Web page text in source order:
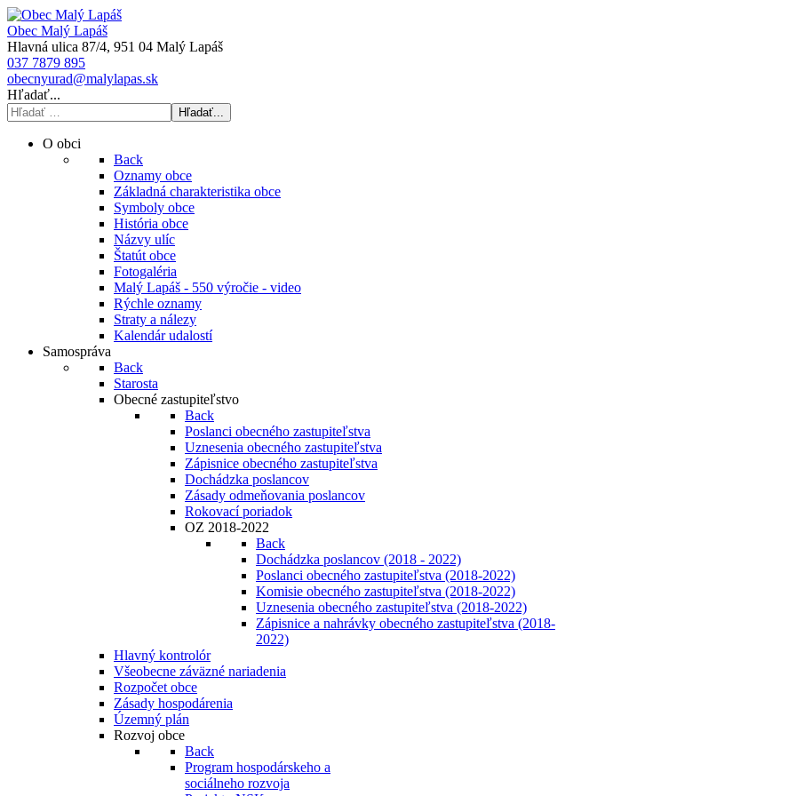
Obec Malý Lapáš
Hlavná ulica 87/4, 951 04 Malý Lapáš
037 7879 895
obecnyurad@malylapas.sk
Hľadať...
Hľadať...
O obci
Back
Oznamy obce
Základná charakteristika obce
Symboly obce
História obce
Názvy ulíc
Štatút obce
Fotogaléria
Malý Lapáš - 550 výročie - video
Rýchle oznamy
Straty a nálezy
Kalendár udalostí
Samospráva
Back
Starosta
Obecné zastupiteľstvo
Back
Poslanci obecného zastupiteľstva
Uznesenia obecného zastupiteľstva
Zápisnice obecného zastupiteľstva
Dochádzka poslancov
Zásady odmeňovania poslancov
Rokovací poriadok
OZ 2018-2022
Back
Dochádzka poslancov (2018 - 2022)
Poslanci obecného zastupiteľstva (2018-2022)
Komisie obecného zastupiteľstva (2018-2022)
Uznesenia obecného zastupiteľstva (2018-2022)
Zápisnice a nahrávky obecného zastupiteľstva (2018-
2022)
Hlavný kontrolór
Všeobecne záväzné nariadenia
Rozpočet obce
Zásady hospodárenia
Územný plán
Rozvoj obce
Back
Program hospodárskeho a
sociálneho rozvoja